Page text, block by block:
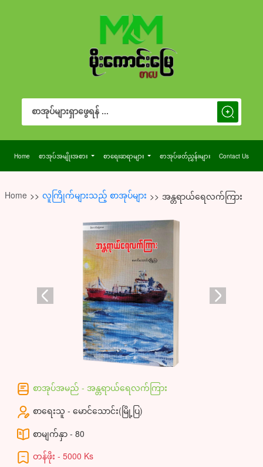
Search
for:
Search Button
Home စာအုပ်အမျိုးအစား စာရေးဆရာများ စာအုပ်ဖတ်ညွှန်းများ Contact Us
Home >> လူကြိုက်များသည့် စာအုပ်များ >> အန္တရာယ်ရေလက်ကြား
စာအုပ်အမည် - အန္တရာယ်ရေလက်ကြား
စာရေးသူ - မောင်သောင်း(မြို့ပြ)
စာမျက်နှာ - 80
တန်ဖိုး - 5000 Ks